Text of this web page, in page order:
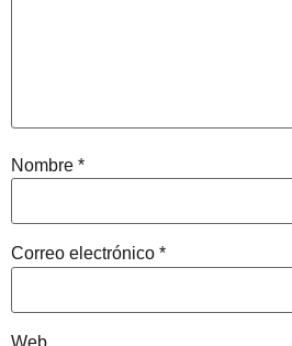
Nombre *
Correo electrónico *
Web